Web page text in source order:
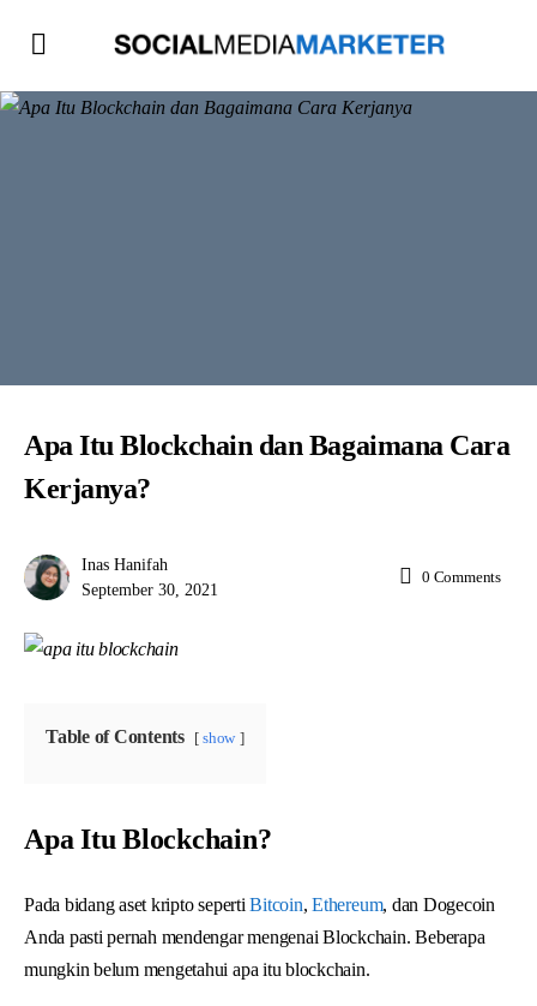
Apa Itu Blockchain dan Bagaimana Cara
Kerjanya?
Inas Hanifah
September 30, 2021
0 Comments
Table of Contents show
Apa Itu Blockchain?
Pada bidang aset kripto sepertiBitcoin,Ethereum, dan Dogecoin
Anda pasti pernah mendengar mengenai Blockchain. Beberapa
mungkin belum mengetahui apa itu blockchain.